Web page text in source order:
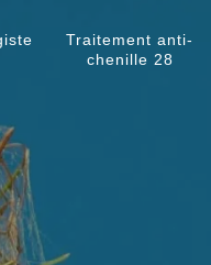
Traitement anti-
chenille 28